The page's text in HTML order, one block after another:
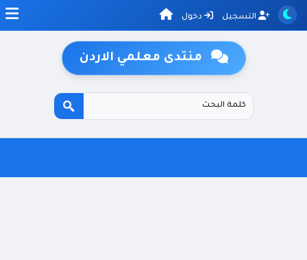
التسجيل دخول
منتدى معلمي الاردن